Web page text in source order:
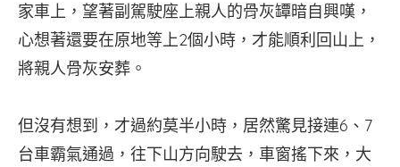
家車上，望著副駕駛座上親人的骨灰罈暗自興嘆，
心想著還要在原地等上2個小時，才能順利回山上，
將親人骨灰安葬。
但沒有想到，才過約莫半小時，居然驚見接連6、7
台車霸氣通過，往下山方向駛去，車窗搖下來，大